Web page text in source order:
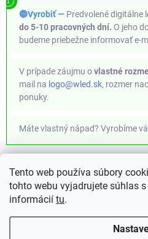
Tento web používa súbory
tohto webu vyjadrujete súhlas
informácií tu.
🔵Vyrobiť — Predvolené digitálne
do 5-10 pracovných dní. O jeho
budeme priebežne informovať e-
V prípade záujmu ovlastné
mail na logo@wled.sk, rozmer
ponuky.
Máte vlastný nápad? Vyrobíme
✦ WLED Project ✦